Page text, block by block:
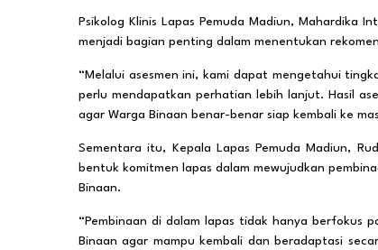
Psikolog Klinis Lapas Pemuda Madiun, Mahardika
menjadi bagian penting dalam menentukan
“Melalui asesmen ini, kami dapat mengetahui
perlu mendapatkan perhatian lebih lanjut. Hasil
agar Warga Binaan benar-benar siap kembali ke
Sementara itu, Kepala Lapas Pemuda Madiun,
bentuk komitmen lapas dalam mewujudkan
Binaan.
“Pembinaan di dalam lapas tidak hanya berfokus
Binaan agar mampu kembali dan beradaptasi